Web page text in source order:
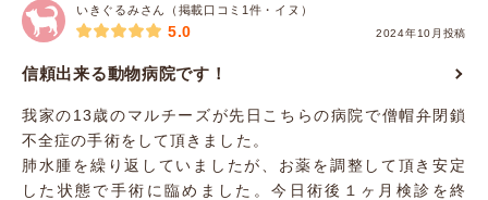
いきぐるみさん（掲載口コミ1件・イヌ）
2024年10月投稿
5.0
信頼出来る動物病院です！
我家の13歳のマルチーズが先日こちらの病院で僧帽弁閉鎖
不全症の手術をして頂きました。
肺水腫を繰り返していましたが、お薬を調整して頂き安定
した状態で手術に臨めました。今日術後１ヶ月検診を終